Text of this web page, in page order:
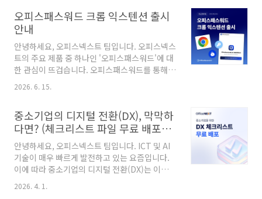
핵심만 빠르게, 미리 보는 오늘의 인터뷰 이노폴
리스벤처협회는 소통 채널 분산으로 ..
트(OfficeAgent)', 그리고 AI 웹 플랫폼 '나모사
이트빌더(NamoSiteBuilder)'까지 총 3개의 제
품을 동시에 선보였습니다. 협업, AI, 그리고 웹
플랫폼까지 수많은 비즈니스 관계자들과 실무자
들의 발길이 끊이지 않았던 3일간의 뜨거웠던 기
록을 지금 전해드립니다.📸 한눈에 보는 지란지
교소프트 부스 현장행사 기간 내내 지란지교소프
가 대단했는데요. 기존 협업툴의 ..
오피스패스워드 크롬 익스텐션 출시
안내
안녕하세요, 오피스넥스트 팀입니다. 오피스넥스
트의 주요 제품 중 하나인 '오피스패스워드'에 대
한 관심이 뜨겁습니다. 오피스패스워드를 통해
업무 계정 정보를 안전하게 지키고자 하는 기업
들의 니즈가 매우 크다는 것을 확인할 수 있는데
이용할 수 있는 '크롬 익스텐션 출시' 소식을 소개
해 드리고자 합니다.⚡ 30초면 끝나는 크롬 익스
텐션 설치 아래 크롬 웹스토어 설치 링크로 접속
한 후 우측 상단 [Chrome에 추가] 버튼을 클릭
해 익스텐션을 설치할 수 있습니다. ▶️ 크롬 웹스
토어 설치 링크 바로가기 (클릭)📌 오피스패스워
드 크롬 익스텐션은 마이크로소프트 엣지 브라우
2026. 6. 15.
중소기업의 디지털 전환(DX), 막막하
다면? (체크리스트 파일 무료 배포
📑)
안녕하세요, 오피스넥스트 팀입니다. ICT 및 AI
기술이 매우 빠르게 발전하고 있는 요즘입니다.
이에 따라 중소기업의 디지털 전환(DX)는 이제
선택이 아닌 필수로 자리잡고 있는데요.💻 DX
란?DX = Digital + Transformation DX란,
2026. 4. 1.